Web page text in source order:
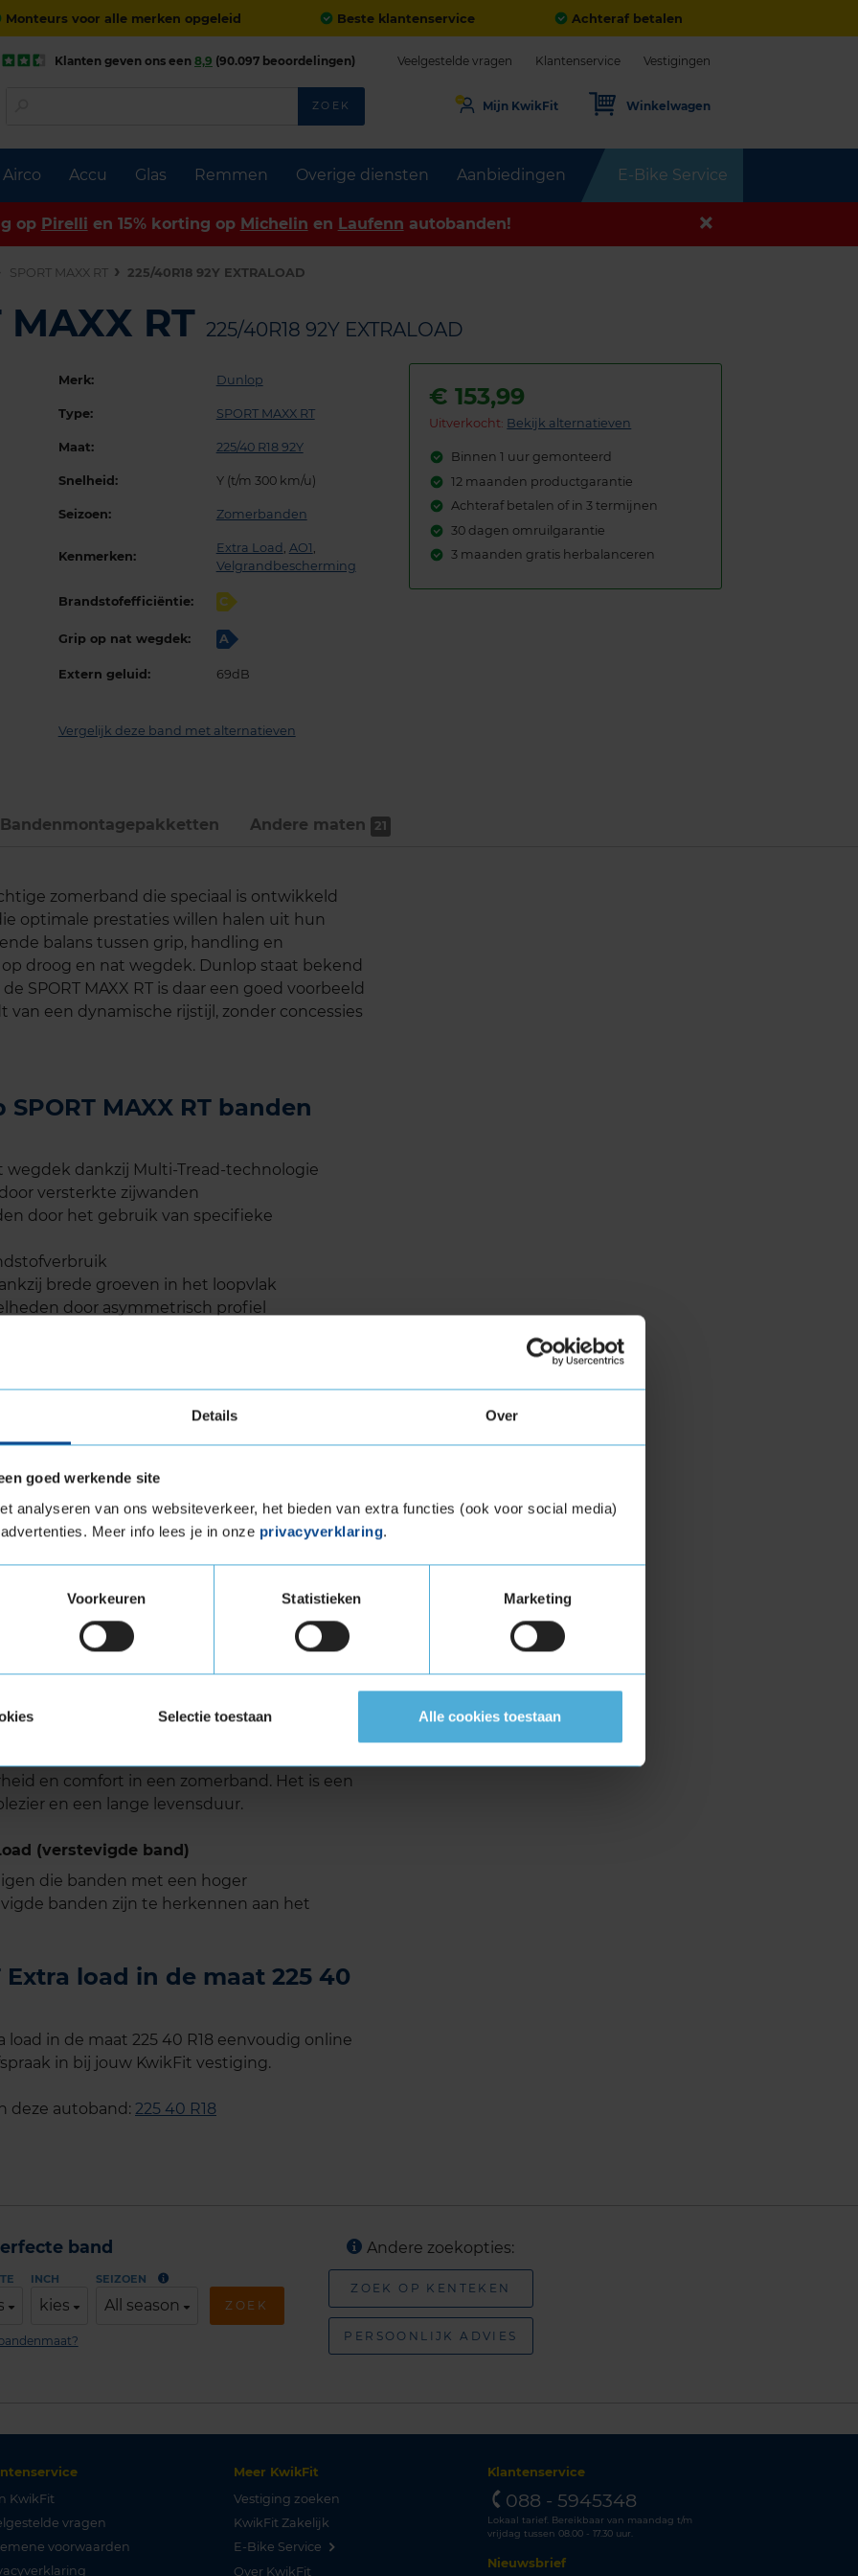
Details Over
goed werkende site
analyseren van ons websiteverkeer, het bieden van extra functies (ook voor social media)
Meer info lees je in onze privacyverklaring.
Voorkeuren Statistieken Marketing
Selectie toestaan Alle cookies toestaan
Monteurs voor alle merken opgeleid Beste klantenservice Achteraf betalen
Airco Accu Glas Remmen Overige diensten Aanbiedingen E-Bike Service
Klanten geven ons een 8,9 (90.097 beoordelingen) Veelgestelde vragen Klantenservice Vestigingen
ZOEK Mijn KwikFit Winkelwagen
op Pirelli en 15% korting op Michelin en Laufenn autobanden!
SPORT MAXX RT 225/40R18 92Y EXTRALOAD
RT 225/40R18 92Y EXTRALOAD
Merk: Dunlop
Type: SPORT MAXX RT
Maat: 225/40 R18 92Y
Snelheid: Y (t/m 300 km/u)
Seizoen: Zomerbanden
Kenmerken:
Extra Load , AO1 ,
Velgrandbescherming
Brandstofefficiëntie: C
Grip op nat wegdek: A
Extern geluid: 69dB
Vergelijk deze band met alternatieven
€153,99
Uitverkocht: Bekijk alternatieven
Binnen 1 uur gemonteerd
12 maanden productgarantie
Achteraf betalen of in 3 termijnen
30 dagen omruilgarantie
3 maanden gratis herbalanceren
Bandenmontage­pakketten Andere maten 21
zomerband die speciaal is ontwikkeld
optimale prestaties willen halen uit hun
balans tussen grip, handling en
droog en nat wegdek. Dunlop staat bekend
SPORT MAXX RT is daar een goed voorbeeld
van een dynamische rijstijl, zonder concessies
MAXX RT banden
dankzij Multi-Tread-technologie
versterkte zijwanden
door het gebruik van specifieke
brede groeven in het loopvlak
door asymmetrisch profiel
uitstekende prestaties, maar ook een
rubbersamenstelling die slijtage minimaliseert.
het loopvlak gaat deze band langer mee,
behoudt zijn prestaties gedurende de gehele
hoeft te wisselen van band.
om een stille en comfortabele rit te
Dankzij de geavanceerde loopvlakstructuur
aan een aangenamere rijervaring. Dit
prestaties, maar ook voor dagelijks
keuze voor bestuurders die op zoek
en comfort in een zomerband. Het is een
en een lange levensduur.
(verstevigde band)
die banden met een hoger
banden zijn te herkennen aan het
Extra load in de maat 225 40
load in de maat 225 40 R18 eenvoudig online
in bij jouw KwikFit vestiging.
deze autoband: 225 40 R18
band
INCH
kies
SEIZOEN
All season ZOEK
Andere zoekopties:
ZOEK OP KENTEKEN
PERSOONLIJK ADVIES
KwikFit
vragen
voorwaarden
Meer KwikFit
Vestiging zoeken
KwikFit Zakelijk
E-Bike Service
Over KwikFit
Klantenservice
088 - 5945348
Lokaal tarief. Bereikbaar van maandag t/m
vrijdag tussen 08.00 - 17.30 uur.
Nieuwsbrief